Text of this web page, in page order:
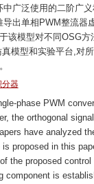
广泛使用的二阶广
出单相PWM整流
该模型对不同OSG
模型和实验平台,对
分器
phase PWM
the orthogonal
have analyzed
proposed in this
the proposed
component is